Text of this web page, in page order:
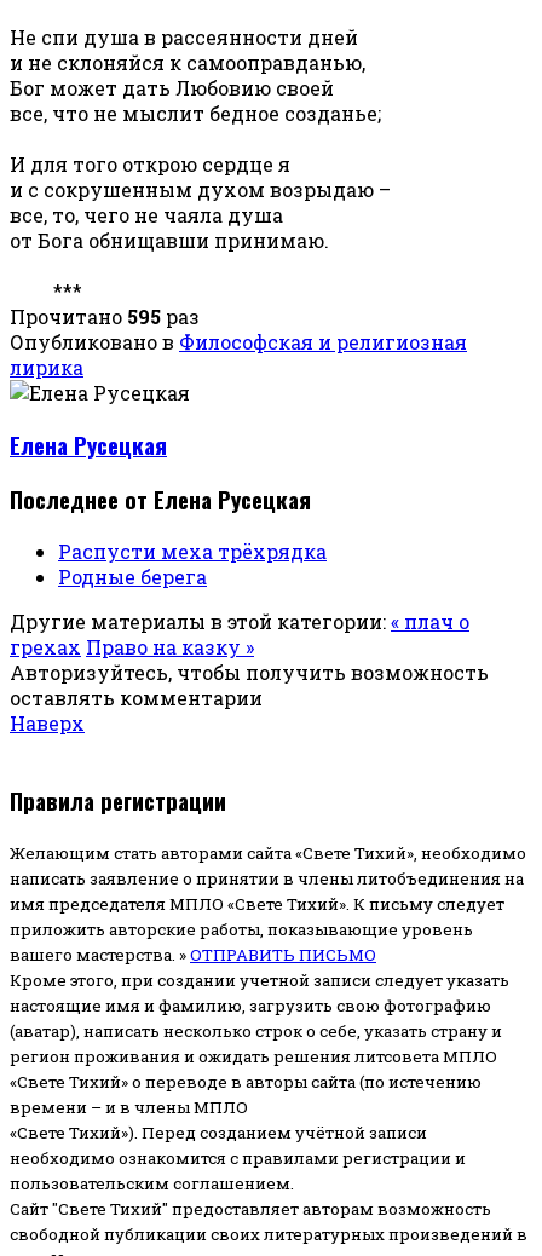
Не спи душа в рассеянности дней
и не склоняйся к самооправданью,
Бог может дать Любовию своей
все, что не мыслит бедное созданье;
И для того открою сердце я
и с сокрушенным духом возрыдаю –
все, то, чего не чаяла душа
от Бога обнищавши принимаю.
***
Прочитано 595 раз
Опубликовано в Философская и религиозная
лирика
Елена Русецкая
Последнее от Елена Русецкая
Распусти меха трёхрядка
Родные берега
Другие материалы в этой категории:« плач о
грехах Право на казку »
Авторизуйтесь, чтобы получить возможность
оставлять комментарии
Наверх
Правила регистрации
Желающим стать авторами сайта «Свете Тихий», необходимо
написать заявление о принятии в члены литобъединения на
имя председателя МПЛО «Свете Тихий». К письму следует
приложить авторские работы, показывающие уровень
вашего мастерства. »ОТПРАВИТЬ ПИСЬМО
Кроме этого, при создании учетной записи следует указать
настоящие имя и фамилию, загрузить свою фотографию
(аватар), написать несколько строк о себе, указать страну и
регион проживания и ожидать решения литсовета МПЛО
«Свете Тихий» о переводе в авторы сайта (по истечению
времени – и в члены МПЛО
«Свете Тихий»). Перед созданием учётной записи
необходимо ознакомится с правилами регистрации и
пользовательским соглашением.
Сайт "Свете Тихий" предоставляет авторам возможность
свободной публикации своих литературных произведений в